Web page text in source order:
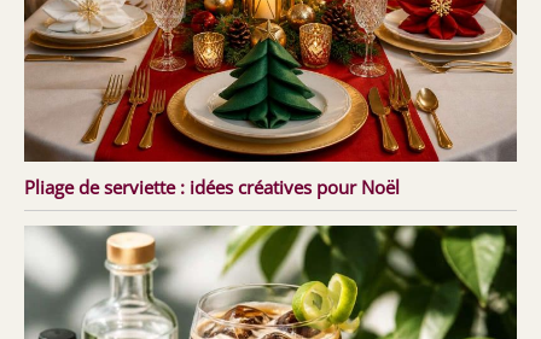
Pliage de serviette : idées créatives pour Noël